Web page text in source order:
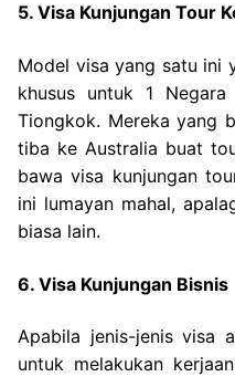
5. Visa Kunjungan Tour
Model visa yang satu ini
khusus untuk 1
Tiongkok. Mereka yang
tiba ke Australia buat
bawa visa kunjungan
ini lumayan mahal,
biasa lain.
6. Visa Kunjungan Bisnis
Apabila jenis-jenis visa
untuk melakukan